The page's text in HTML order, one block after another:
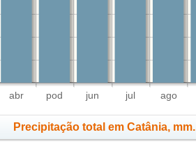
abr pod jun jul ago
Precipitação total em Catânia, mm.